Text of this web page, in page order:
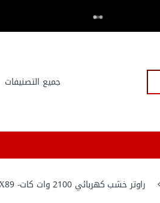
راوتر خشب كهربائي 2100 وات كات- CAT DX89 مقاس ٦ – ٨ – ١٢ ملي